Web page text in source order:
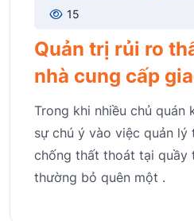
15
Quản trị rủi ro
nhà cung cấp
Trong khi nhiều chủ quán
sự chú ý vào việc quản lý
chống thất thoát tại quầy
thường bỏ quên một .